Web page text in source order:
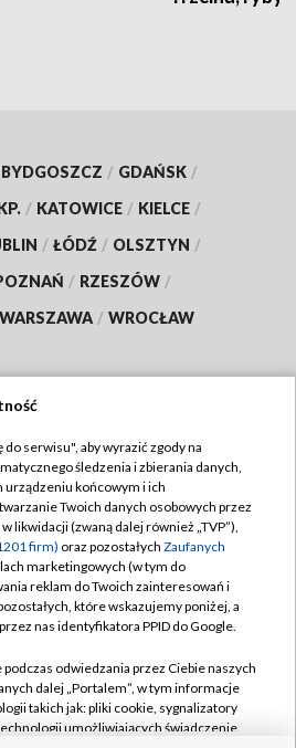
BYDGOSZCZ / GDAŃSK /
/ KATOWICE / KIELCE /
/ ŁÓDŹ / OLSZTYN /
/ RZESZÓW /
WARSZAWA / WROCŁAW
TVP
TVP
prywatności
Moje zgody
Pomoc
Kontakt
serwisu", aby wyrazić zgody na
śledzenia i zbierania danych,
urządzeniu końcowym i ich
Twoich danych osobowych przez
likwidacji (zwaną dalej również „TVP”),
firm) oraz pozostałych Zaufanych
marketingowych (w tym do
reklam do Twoich zainteresowań i
które wskazujemy poniżej, a
nas identyfikatora PPID do Google.
odwiedzania przez Ciebie naszych
dalej „Portalem”, w tym informacje
takich jak: pliki cookie, sygnalizatory
umożliwiających świadczenie